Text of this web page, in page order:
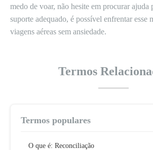
medo de voar, não hesite em procurar
suporte adequado, é possível enfrentar esse
viagens aéreas sem ansiedade.
Termos
Termos populares
O que é: Reconciliação